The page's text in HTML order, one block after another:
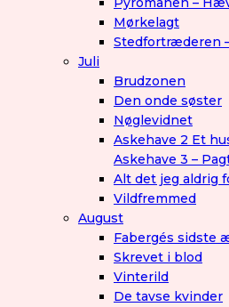
Mørkelagt
Stedfortræderen
Juli
Brudzonen
Den onde søster
Nøglevidnet
Askehave 2 Et
Askehave 3 –
Alt det jeg aldrig
Vildfremmed
August
Fabergés sidste
Skrevet i blod
Vinterild
De tavse kvinder